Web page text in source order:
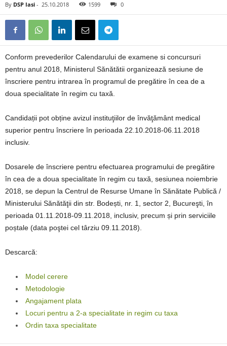
By DSP Iasi - 25.10.2018 1599 0
Conform prevederilor Calendarului de examene si concursuri
pentru anul 2018, Ministerul Sănătătii organizează sesiune de
înscriere pentru intrarea în programul de pregătire în cea de a
doua specialitate în regim cu taxă.
Candidații pot obține avizul instituţiilor de învăţământ medical
superior pentru înscriere în perioada 22.10.2018-06.11.2018
inclusiv.
Dosarele de înscriere pentru efectuarea programului de pregătire
în cea de a doua specialitate în regim cu taxă, sesiunea noiembrie
2018, se depun la Centrul de Resurse Umane în Sănătate Publică /
Ministerului Sănătăţii din str. Bodești, nr. 1, sector 2, Bucureşti, în
perioada 01.11.2018-09.11.2018, inclusiv, precum și prin serviciile
poștale (data poştei cel târziu 09.11.2018).
Descarcă:
Model cerere
Metodologie
Angajament plata
Locuri pentru a 2-a specialitate in regim cu taxa
Ordin taxa specialitate